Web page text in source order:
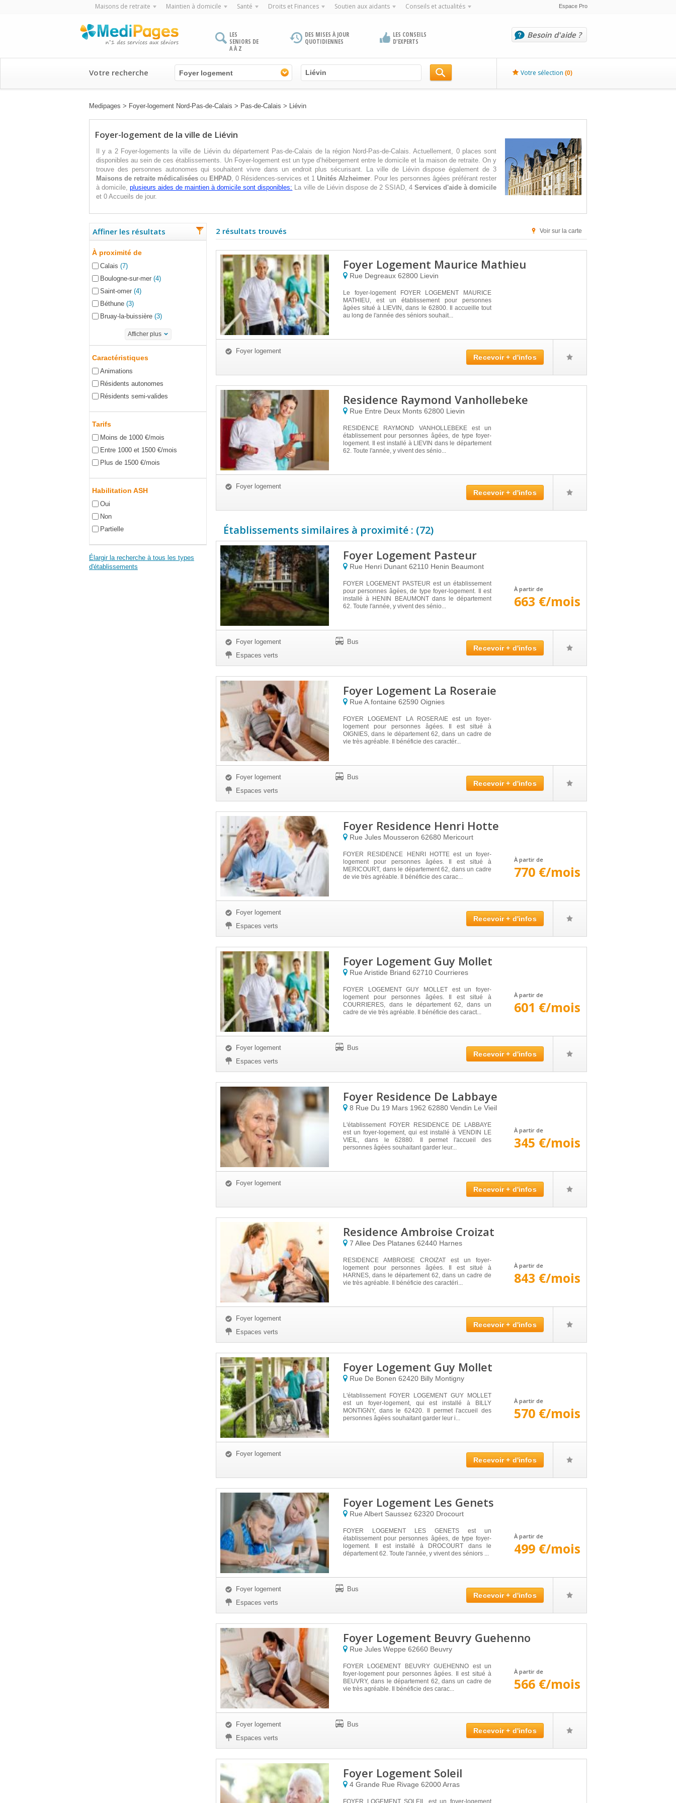
Maisons de retraite Maintien à domicile Santé Droits et Finances Soutien aux aidants Conseils et actualités Espace Pro
LES
SENIORS DE
A À Z
DES MISES À JOUR
QUOTIDIENNES
LES CONSEILS
D'EXPERTS
Besoin d'aide ?
Votre recherche Foyer logement Votre sélection (0)
Medipages > Foyer-logement Nord-Pas-de-Calais > Pas-de-Calais > Liévin
Foyer-logement de la ville de Liévin
Il y a 2 Foyer-logements la ville de Liévin du département Pas-de-Calais de la région Nord-Pas-de-Calais. Actuellement, 0 places sont
disponibles au sein de ces établissements. Un Foyer-logement est un type d’hébergement entre le domicile et la maison de retraite. On y
trouve des personnes autonomes qui souhaitent vivre dans un endroit plus sécurisant. La ville de Liévin dispose également de 3
Maisons de retraite médicalisées ou EHPAD, 0 Résidences-services et 1 Unités Alzheimer. Pour les personnes âgées préférant rester
à domicile,plusieurs aides de maintien à domicile sont disponibles: La ville de Liévin dispose de 2 SSIAD, 4 Services d'aide à domicile
et 0 Accueils de jour.
Affiner les résultats
À proximité de
Calais (7)
Boulogne-sur-mer (4)
Saint-omer (4)
Béthune (3)
Bruay-la-buissière (3)
Afficher plus
Caractéristiques
Animations
Résidents autonomes
Résidents semi-valides
Tarifs
Moins de 1000 €/mois
Entre 1000 et 1500 €/mois
Plus de 1500 €/mois
Habilitation ASH
Oui
Non
Partielle
Élargir la recherche à tous les types
d'établissements
2 résultats trouvés Voir sur la carte
Foyer Logement Maurice Mathieu
Rue Degreaux 62800 Lievin
Le foyer-logement FOYER LOGEMENT MAURICE
MATHIEU, est un établissement pour personnes
âgées situé à LIEVIN, dans le 62800. Il accueille tout
au long de l'année des séniors souhait...
Foyer logement
Recevoir + d'infos
Residence Raymond Vanhollebeke
Rue Entre Deux Monts 62800 Lievin
RESIDENCE RAYMOND VANHOLLEBEKE est un
établissement pour personnes âgées, de type foyer-
logement. Il est installé à LIEVIN dans le département
62. Toute l'année, y vivent des sénio...
Foyer logement
Recevoir + d'infos
Établissements similaires à proximité : (72)
Foyer Logement Pasteur
Rue Henri Dunant 62110 Henin Beaumont
FOYER LOGEMENT PASTEUR est un établissement
pour personnes âgées, de type foyer-logement. Il est
installé à HENIN BEAUMONT dans le département
62. Toute l'année, y vivent des sénio...
À partir de
663 €/mois
Foyer logement
Espaces verts
Bus
Recevoir + d'infos
Foyer Logement La Roseraie
Rue A.fontaine 62590 Oignies
FOYER LOGEMENT LA ROSERAIE est un foyer-
logement pour personnes âgées. Il est situé à
OIGNIES, dans le département 62, dans un cadre de
vie très agréable. Il bénéficie des caractér...
Foyer logement
Espaces verts
Bus
Recevoir + d'infos
Foyer Residence Henri Hotte
Rue Jules Mousseron 62680 Mericourt
FOYER RESIDENCE HENRI HOTTE est un foyer-
logement pour personnes âgées. Il est situé à
MERICOURT, dans le département 62, dans un cadre
de vie très agréable. Il bénéficie des carac...
À partir de
770 €/mois
Foyer logement
Espaces verts
Recevoir + d'infos
Foyer Logement Guy Mollet
Rue Aristide Briand 62710 Courrieres
FOYER LOGEMENT GUY MOLLET est un foyer-
logement pour personnes âgées. Il est situé à
COURRIERES, dans le département 62, dans un
cadre de vie très agréable. Il bénéficie des caract...
À partir de
601 €/mois
Foyer logement
Espaces verts
Bus
Recevoir + d'infos
Foyer Residence De Labbaye
8 Rue Du 19 Mars 1962 62880 Vendin Le Vieil
L'établissement FOYER RESIDENCE DE LABBAYE
est un foyer-logement, qui est installé à VENDIN LE
VIEIL, dans le 62880. Il permet l'accueil des
personnes âgées souhaitant garder leur...
À partir de
345 €/mois
Foyer logement
Recevoir + d'infos
Residence Ambroise Croizat
7 Allee Des Platanes 62440 Harnes
RESIDENCE AMBROISE CROIZAT est un foyer-
logement pour personnes âgées. Il est situé à
HARNES, dans le département 62, dans un cadre de
vie très agréable. Il bénéficie des caractéri...
À partir de
843 €/mois
Foyer logement
Espaces verts
Recevoir + d'infos
Foyer Logement Guy Mollet
Rue De Bonen 62420 Billy Montigny
L'établissement FOYER LOGEMENT GUY MOLLET
est un foyer-logement, qui est installé à BILLY
MONTIGNY, dans le 62420. Il permet l'accueil des
personnes âgées souhaitant garder leur i...
À partir de
570 €/mois
Foyer logement
Recevoir + d'infos
Foyer Logement Les Genets
Rue Albert Saussez 62320 Drocourt
FOYER LOGEMENT LES GENETS est un
établissement pour personnes âgées, de type foyer-
logement. Il est installé à DROCOURT dans le
département 62. Toute l'année, y vivent des séniors ...
À partir de
499 €/mois
Foyer logement
Espaces verts
Bus
Recevoir + d'infos
Foyer Logement Beuvry Guehenno
Rue Jules Weppe 62660 Beuvry
FOYER LOGEMENT BEUVRY GUEHENNO est un
foyer-logement pour personnes âgées. Il est situé à
BEUVRY, dans le département 62, dans un cadre de
vie très agréable. Il bénéficie des carac...
À partir de
566 €/mois
Foyer logement
Espaces verts
Bus
Recevoir + d'infos
Foyer Logement Soleil
4 Grande Rue Rivage 62000Arras
FOYER LOGEMENT SOLEIL est un foyer-logement